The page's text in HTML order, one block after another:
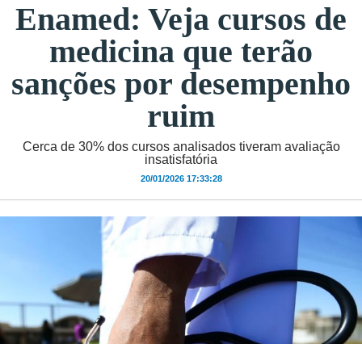
Enamed: Veja cursos de
medicina que terão
sanções por desempenho
ruim
Cerca de 30% dos cursos analisados tiveram avaliação
insatisfatória
20/01/2026 17:33:28